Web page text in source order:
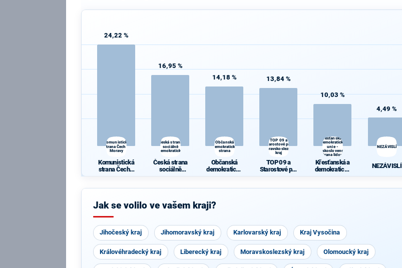
24,22 %
Komunistická
strana Čech a
Moravy
Komunistická
strana Čech a
16,95 %
Česká strana
sociálně
demokratická
Česká strana
sociálně
14,18 %
Občanská
demokratická
strana
Občanská
demokratická
13,84 %
TOP 09 a
Starostové pro
Moravskoslezský
kraj
TOP 09 a
Starostové pro
10,03 %
Křesťanská a
demokratická
unie -
Československá
strana lidová
Křesťanská a
demokratická
ká strana
4,49 %
NEZÁVISLÍ
NEZÁVISLÍ
Jak se volilo ve vašem kraji?
Jihočeský kraj Jihomoravský kraj Karlovarský kraj Kraj Vysočina
Královéhradecký kraj Liberecký kraj Moravskoslezský kraj Olomoucký kraj